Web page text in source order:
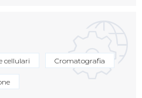
cellulari Cromatografia